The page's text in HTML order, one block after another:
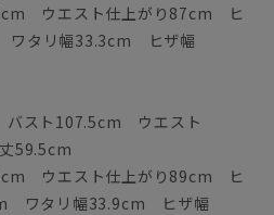
ウエスト仕上がり87cm ヒ
タリ幅33.3cm ヒザ幅
バスト107.5cm ウエスト
59.5cm
ウエスト仕上がり89cm ヒ
ワタリ幅33.9cm ヒザ幅